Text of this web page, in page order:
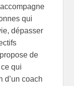
qui
dépasser
de
qui
d’un coach